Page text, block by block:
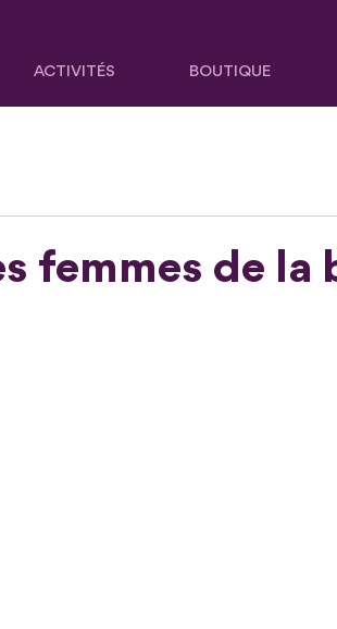
ACTIVITÉS BOUTIQUE
femmes de la